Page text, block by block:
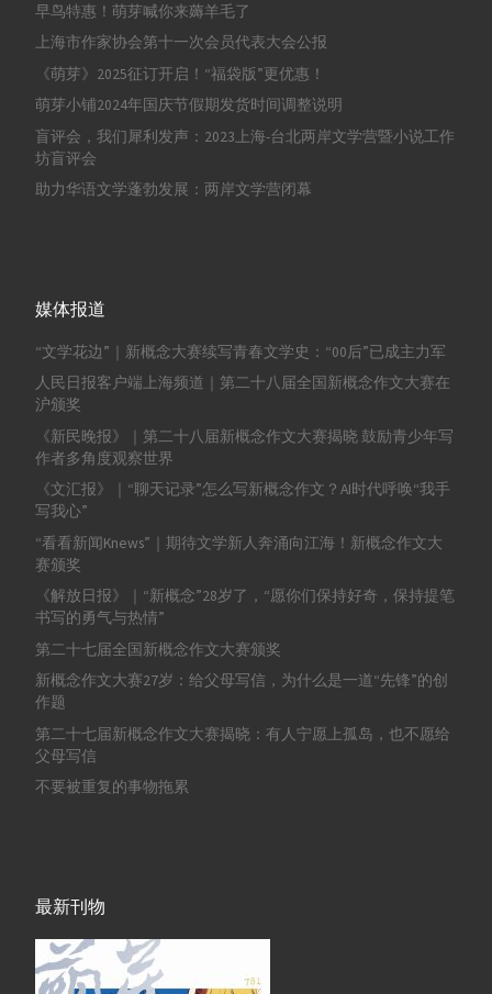
早鸟特惠！萌芽喊你来薅羊毛了
上海市作家协会第十一次会员代表大会公报
《萌芽》2025征订开启！“福袋版”更优惠！
萌芽小铺2024年国庆节假期发货时间调整说明
盲评会，我们犀利发声：2023上海-台北两岸文学营暨小说工作
坊盲评会
助力华语文学蓬勃发展：两岸文学营闭幕
媒体报道
“文学花边”｜新概念大赛续写青春文学史：“00后”已成主力军
人民日报客户端上海频道｜第二十八届全国新概念作文大赛在
沪颁奖
《新民晚报》｜第二十八届新概念作文大赛揭晓 鼓励青少年写
作者多角度观察世界
《文汇报》｜“聊天记录”怎么写新概念作文？AI时代呼唤“我手
写我心”
“看看新闻Knews”｜期待文学新人奔涌向江海！新概念作文大
赛颁奖
《解放日报》｜“新概念”28岁了，“愿你们保持好奇，保持提笔
书写的勇气与热情”
第二十七届全国新概念作文大赛颁奖
新概念作文大赛27岁：给父母写信，为什么是一道“先锋”的创
作题
第二十七届新概念作文大赛揭晓：有人宁愿上孤岛，也不愿给
父母写信
不要被重复的事物拖累
最新刊物